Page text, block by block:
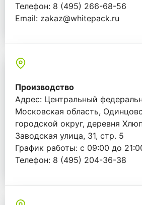
Телефон: 8 (495) 266-68-56
Email: zakaz@whitepack.ru
Производство
Адрес: Центральный
Московская область,
городской округ, деревня
Заводская улица, 31, стр. 5
График работы: с 09:00 до
Телефон: 8 (495) 204-36-38